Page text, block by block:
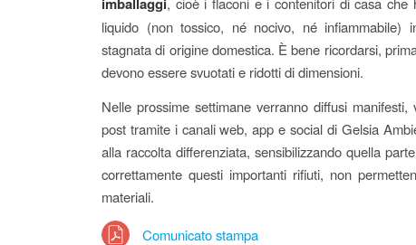
imballaggi
liquido (non tossico, né nocivo, né infiammabile)
stagnata di origine domestica. È bene ricordarsi,
devono essere svuotati e ridotti di dimensioni.
Nelle prossime settimane verranno diffusi
post tramite i canali web, app e social di Gelsia
alla raccolta differenziata, sensibilizzando quella
correttamente questi importanti rifiuti, non
materiali.
Comunicato stampa